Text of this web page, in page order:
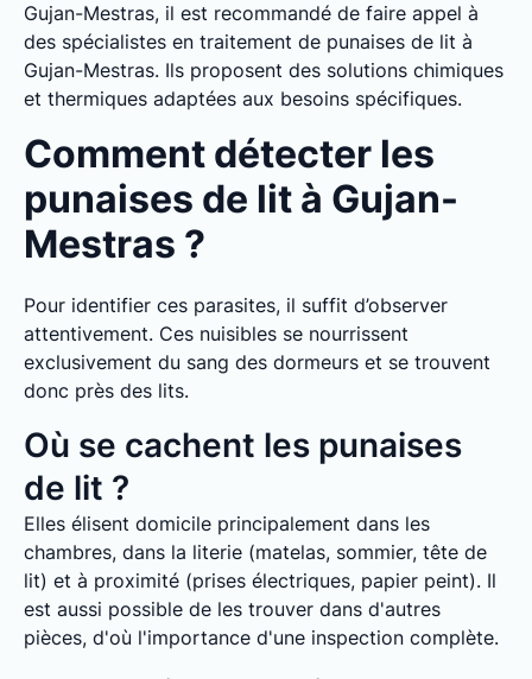
Gujan-Mestras, il est recommandé de faire appel à
des spécialistes en traitement de punaises de lit à
Gujan-Mestras. Ils proposent des solutions chimiques
et thermiques adaptées aux besoins spécifiques.
Comment détecter les
punaises de lit à Gujan-
Mestras ?
Pour identifier ces parasites, il suffit d’observer
attentivement. Ces nuisibles se nourrissent
exclusivement du sang des dormeurs et se trouvent
donc près des lits.
Où se cachent les punaises
de lit ?
Elles élisent domicile principalement dans les
chambres, dans la literie (matelas, sommier, tête de
lit) et à proximité (prises électriques, papier peint). Il
est aussi possible de les trouver dans d'autres
pièces, d'où l'importance d'une inspection complète.